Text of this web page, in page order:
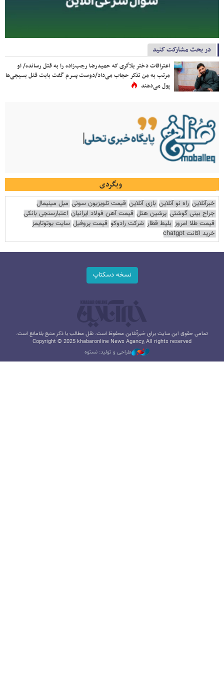
در بحث مشارکت کنید
اعترافات دختر بلاگری که حمیدرضا رجب‌زاده را به قتل رسانده/ او
مرتب به من تذکر حجاب می‌داد/دوست پسرم گفت بابت قتل بسیجی‌ها
پول می‌دهند
وبگردی
خبرآنلاین راه نو آنلاین بازی آنلاین قیمت تلویزیون سونی مبل مینیمال
جراح بینی گوشتی پرشین هتل قیمت آهن فولاد ایرانیان اعتبارسنجی بانکی
قیمت طلا امروز بلیط قطار شرکت رادوکو قیمت پروفیل سایت یوتوتایمز
خرید اکانت chatgpt
نسخه دسکتاپ
تمامی حقوق این سایت برای خبرآنلاین محفوظ است. نقل مطالب با ذکر منبع بلامانع است.
Copyright © 2025 khabaronline News Agancy, All rights reserved
طراحی و تولید: نستوه